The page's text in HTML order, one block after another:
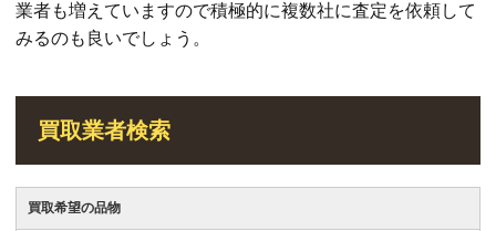
業者も増えていますので積極的に複数社に査定を依頼して
みるのも良いでしょう。
買取業者検索
買取希望の品物